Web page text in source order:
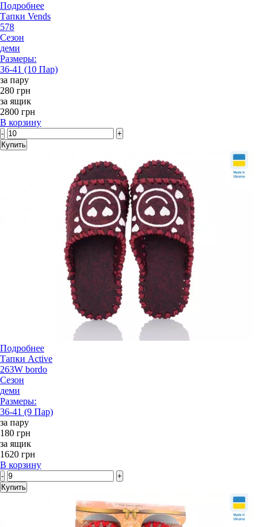
Подробнее
Тапки Vends
578
Сезон
деми
Размеры:
36-41 (10 Пар)
за пару
280 грн
за ящик
2800 грн
В корзину
-
+
Купить
Подробнее
Тапки Active
263W bordo
Сезон
деми
Размеры:
36-41 (9 Пар)
за пару
180 грн
за ящик
1620 грн
В корзину
-
+
Купить